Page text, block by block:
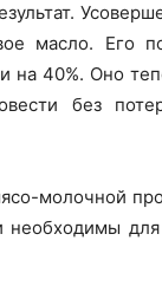
масло. Его
на 40%. Оно
без
молочной
необходимы